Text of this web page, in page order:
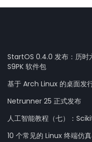
StartOS 0.4.0 发布：历时
S9PK 软件包
基于 Arch Linux 的桌面发
Netrunner 25 正式发布
人工智能教程（七）：
10 个常见的 Linux 终端仿